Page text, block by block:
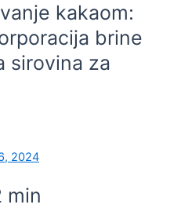
kakaom:
brine
sirovina za
2024
min